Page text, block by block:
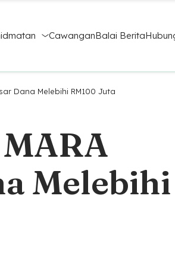
CawanganBalai Berita
Dana Melebihi RM100 Juta
Melebihi